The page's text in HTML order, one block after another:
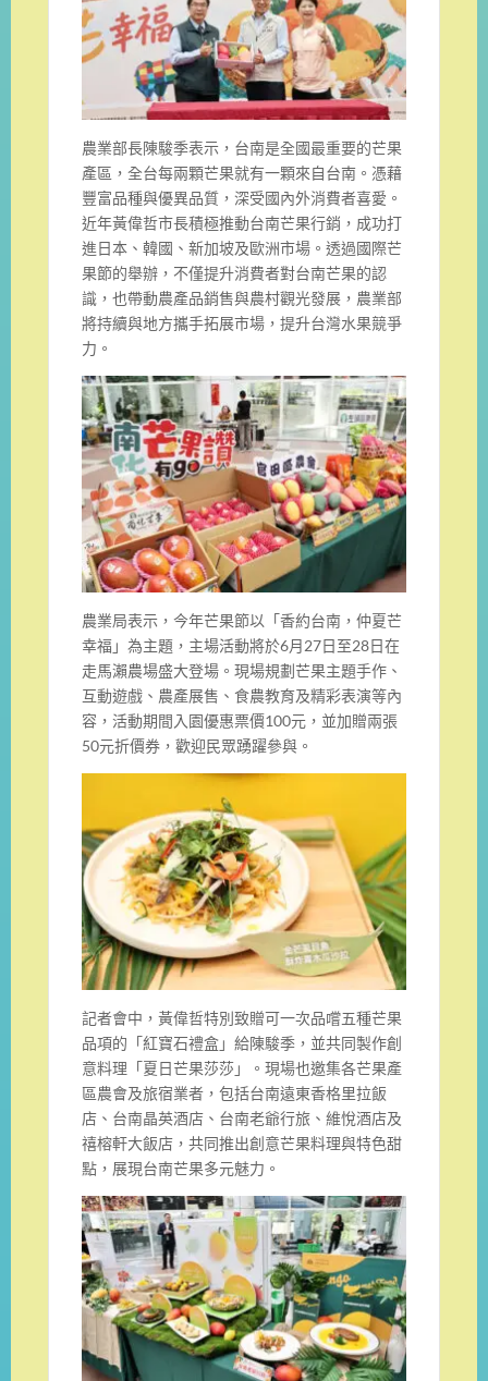
農業部長陳駿季表示，台南是全國最重要的芒果
產區，全台每兩顆芒果就有一顆來自台南。憑藉
豐富品種與優異品質，深受國內外消費者喜愛。
近年黃偉哲市長積極推動台南芒果行銷，成功打
進日本、韓國、新加坡及歐洲市場。透過國際芒
果節的舉辦，不僅提升消費者對台南芒果的認
識，也帶動農產品銷售與農村觀光發展，農業部
將持續與地方攜手拓展市場，提升台灣水果競爭
力。
農業局表示，今年芒果節以「香約台南，仲夏芒
幸福」為主題，主場活動將於6月27日至28日在
走馬瀨農場盛大登場。現場規劃芒果主題手作、
互動遊戲、農產展售、食農教育及精彩表演等內
容，活動期間入園優惠票價100元，並加贈兩張
50元折價券，歡迎民眾踴躍參與。
記者會中，黃偉哲特別致贈可一次品嚐五種芒果
品項的「紅寶石禮盒」給陳駿季，並共同製作創
意料理「夏日芒果莎莎」。現場也邀集各芒果產
區農會及旅宿業者，包括台南遠東香格里拉飯
店、台南晶英酒店、台南老爺行旅、維悅酒店及
禧榕軒大飯店，共同推出創意芒果料理與特色甜
點，展現台南芒果多元魅力。